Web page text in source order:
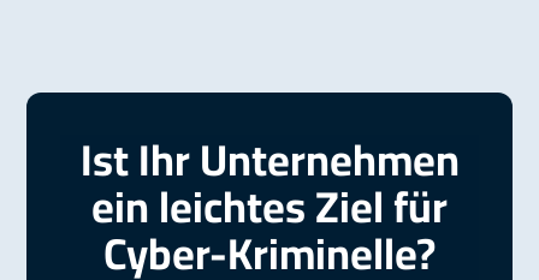
Ist Ihr Unternehmen
ein leichtes Ziel für
Cyber-Kriminelle?